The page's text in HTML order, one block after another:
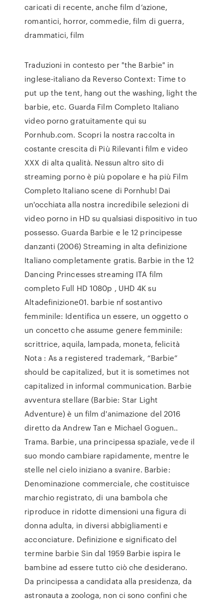
caricati di recente, anche film d’azione,
romantici, horror, commedie, film di guerra,
drammatici, film
Traduzioni in contesto per "the Barbie" in
inglese-italiano da Reverso Context: Time to
put up the tent, hang out the washing, light the
barbie, etc. Guarda Film Completo Italiano
video porno gratuitamente qui su
Pornhub.com. Scopri la nostra raccolta in
costante crescita di Più Rilevanti film e video
XXX di alta qualità. Nessun altro sito di
streaming porno è più popolare e ha più Film
Completo Italiano scene di Pornhub! Dai
un'occhiata alla nostra incredibile selezioni di
video porno in HD su qualsiasi dispositivo in tuo
possesso. Guarda Barbie e le 12 principesse
danzanti (2006) Streaming in alta definizione
Italiano completamente gratis. Barbie in the 12
Dancing Princesses streaming ITA film
completo Full HD 1080p , UHD 4K su
Altadefinizione01. barbie nf sostantivo
femminile: Identifica un essere, un oggetto o
un concetto che assume genere femminile:
scrittrice, aquila, lampada, moneta, felicità
Nota : As a registered trademark, “Barbie”
should be capitalized, but it is sometimes not
capitalized in informal communication. Barbie
avventura stellare (Barbie: Star Light
Adventure) è un film d'animazione del 2016
diretto da Andrew Tan e Michael Goguen..
Trama. Barbie, una principessa spaziale, vede il
suo mondo cambiare rapidamente, mentre le
stelle nel cielo iniziano a svanire. Barbie:
Denominazione commerciale, che costituisce
marchio registrato, di una bambola che
riproduce in ridotte dimensioni una figura di
donna adulta, in diversi abbigliamenti e
acconciature. Definizione e significato del
termine barbie Sin dal 1959 Barbie ispira le
bambine ad essere tutto ciò che desiderano.
Da principessa a candidata alla presidenza, da
astronauta a zoologa, non ci sono confini che